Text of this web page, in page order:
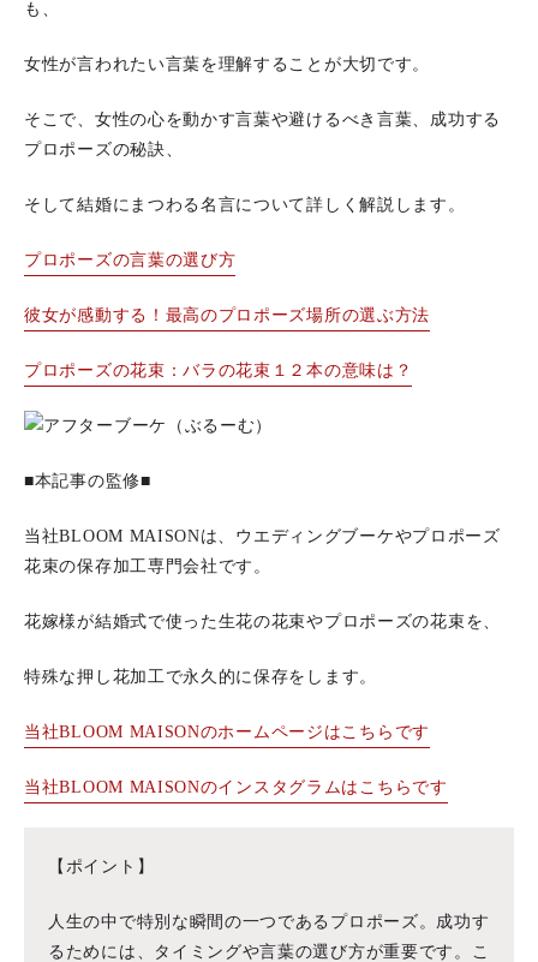
も、
女性が言われたい言葉を理解することが大切です。
そこで、女性の心を動かす言葉や避けるべき言葉、成功する
プロポーズの秘訣、
そして結婚にまつわる名言について詳しく解説します。
プロポーズの言葉の選び方
彼女が感動する！最高のプロポーズ場所の選ぶ方法
プロポーズの花束：バラの花束１２本の意味は？
■本記事の監修■
当社BLOOM MAISONは、ウエディングブーケやプロポーズ
花束の保存加工専門会社です。
花嫁様が結婚式で使った生花の花束やプロポーズの花束を、
特殊な押し花加工で永久的に保存をします。
当社BLOOM MAISONのホームページはこちらです
当社BLOOM MAISONのインスタグラムはこちらです
【ポイント】
人生の中で特別な瞬間の一つであるプロポーズ。成功す
るためには、タイミングや言葉の選び方が重要です。こ